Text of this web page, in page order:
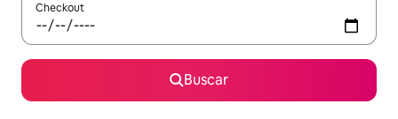
Checkout
Buscar